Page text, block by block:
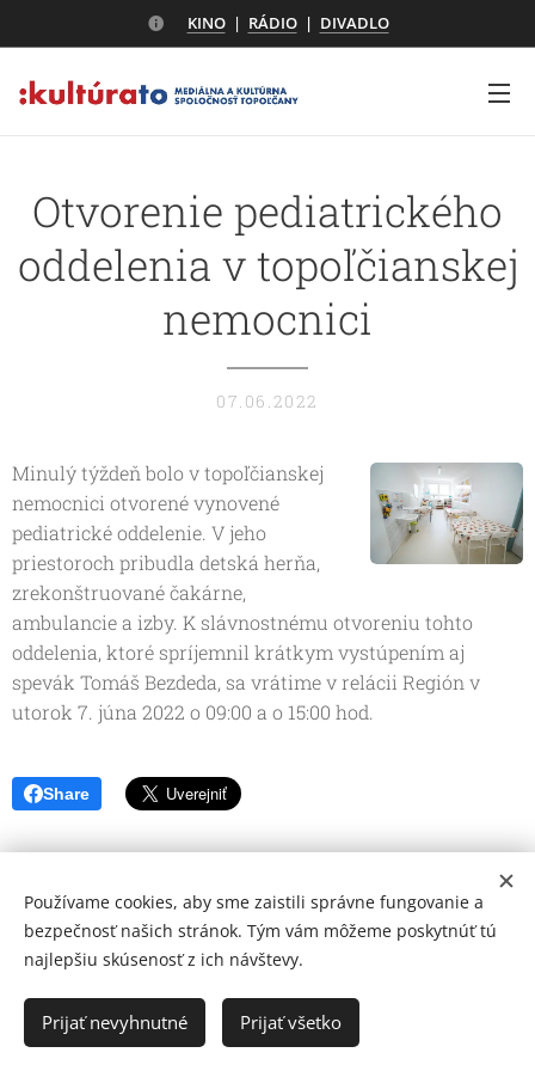
KINO| RÁDIO| DIVADLO
Otvorenie pediatrického
oddelenia v topoľčianskej
nemocnici
07.06.2022
Minulý týždeň bolo v topoľčianskej
nemocnici otvorené vynovené
pediatrické oddelenie. V jeho
priestoroch pribudla detská herňa,
zrekonštruované čakárne,
ambulancie a izby. K slávnostnému otvoreniu tohto
oddelenia, ktoré spríjemnil krátkym vystúpením aj
spevák Tomáš Bezdeda, sa vrátime v relácii Región v
utorok 7. júna 2022 o 09:00 a o 15:00 hod.
Share
© 2026 Mediálna a kultúrna spoločnosť Topoľčany, s.r.o.
Ochrana osobných údajov
www.kulturato.sk
Cookies
Používame cookies, aby sme zaistili správne fungovanie a
bezpečnosť našich stránok. Tým vám môžeme poskytnúť tú
najlepšiu skúsenosť z ich návštevy.
Prijať nevyhnutné Prijať všetko